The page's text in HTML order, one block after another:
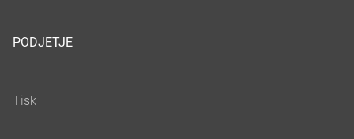
PODJETJE